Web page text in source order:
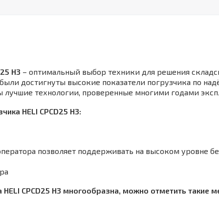
H3 – оптимальный выбор техники для решения
достигнуты высокие показатели погрузчика по
технологии, проверенные многими годами
HELI CPCD25 H3:
позволяет поддерживать на высоком уровне
CPCD25 H3 многообразна, можно отметить такие